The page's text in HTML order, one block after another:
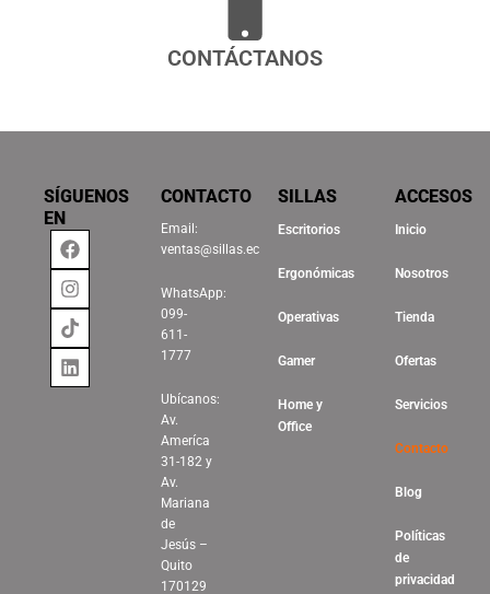
CONTÁCTANOS
SÍGUENOS
EN
Facebook
Instagram
Tiktok
Linkedin
CONTACTO
Email:
ventas@sillas.ec
WhatsApp:
099-
611-
1777
Ubícanos:
Av.
Ameríca
31-182 y
Av.
Mariana
de
Jesús –
Quito
170129
SILLAS
Escritorios
Ergonómicas
Operativas
Gamer
Home y
Office
ACCESOS
Inicio
Nosotros
Tienda
Ofertas
Servicios
Contacto
Blog
Políticas
de
privacidad